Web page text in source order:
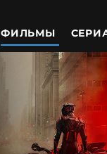
ФИЛЬМЫ